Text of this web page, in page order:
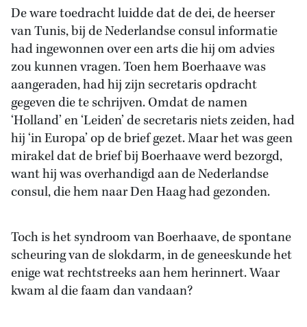
De ware toedracht luidde dat de dei, de heerser
van Tunis, bij de Nederlandse consul informatie
had ingewonnen over een arts die hij om advies
zou kunnen vragen. Toen hem Boerhaave was
aangeraden, had hij zijn secretaris opdracht
gegeven die te schrijven. Omdat de namen
‘Holland’ en ‘Leiden’ de secretaris niets zeiden, had
hij ‘in Europa’ op de brief gezet. Maar het was geen
mirakel dat de brief bij Boerhaave werd bezorgd,
want hij was overhandigd aan de Nederlandse
consul, die hem naar Den Haag had gezonden.
Toch is het syndroom van Boerhaave, de spontane
scheuring van de slokdarm, in de geneeskunde het
enige wat rechtstreeks aan hem herinnert. Waar
kwam al die faam dan vandaan?